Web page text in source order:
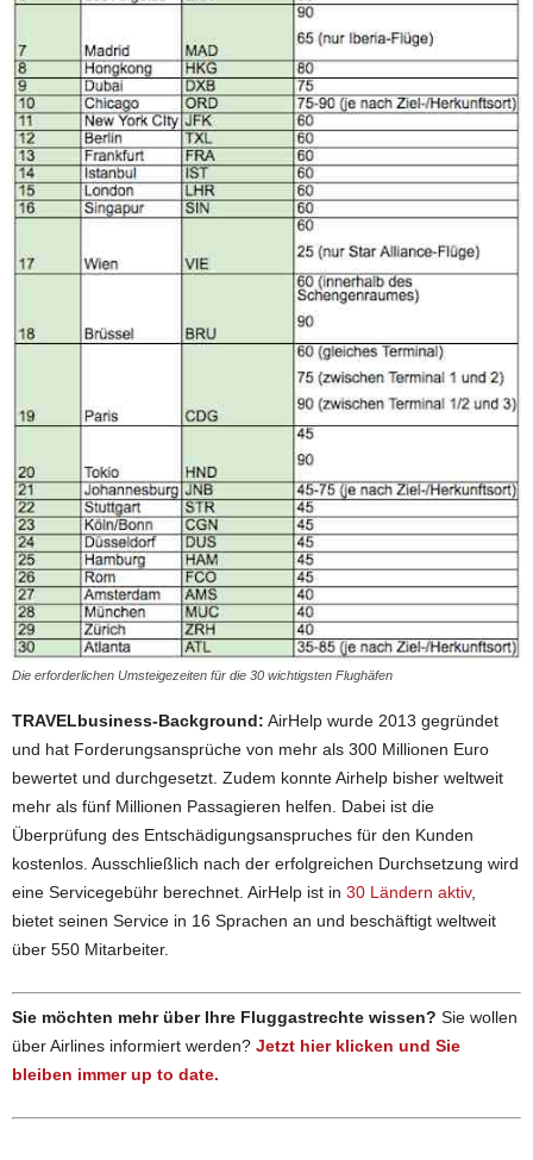
Die erforderlichen Umsteigezeiten für die 30 wichtigsten Flughäfen
TRAVELbusiness-Background: AirHelp wurde 2013 gegründet
und hat Forderungsansprüche von mehr als 300 Millionen Euro
bewertet und durchgesetzt. Zudem konnte Airhelp bisher weltweit
mehr als fünf Millionen Passagieren helfen. Dabei ist die
Überprüfung des Entschädigungsanspruches für den Kunden
kostenlos. Ausschließlich nach der erfolgreichen Durchsetzung wird
eine Servicegebühr berechnet. AirHelp ist in 30 Ländern aktiv,
bietet seinen Service in 16 Sprachen an und beschäftigt weltweit
über 550 Mitarbeiter.
Sie möchten mehr über Ihre Fluggastrechte wissen? Sie wollen
über Airlines informiert werden? Jetzt hier klicken und Sie
bleiben immer up to date.